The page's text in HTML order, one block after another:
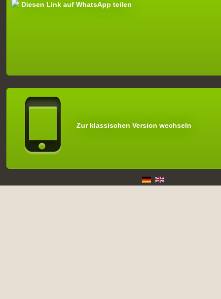
Diesen Link auf WhatsApp teilen
Zur klassischen Version wechseln